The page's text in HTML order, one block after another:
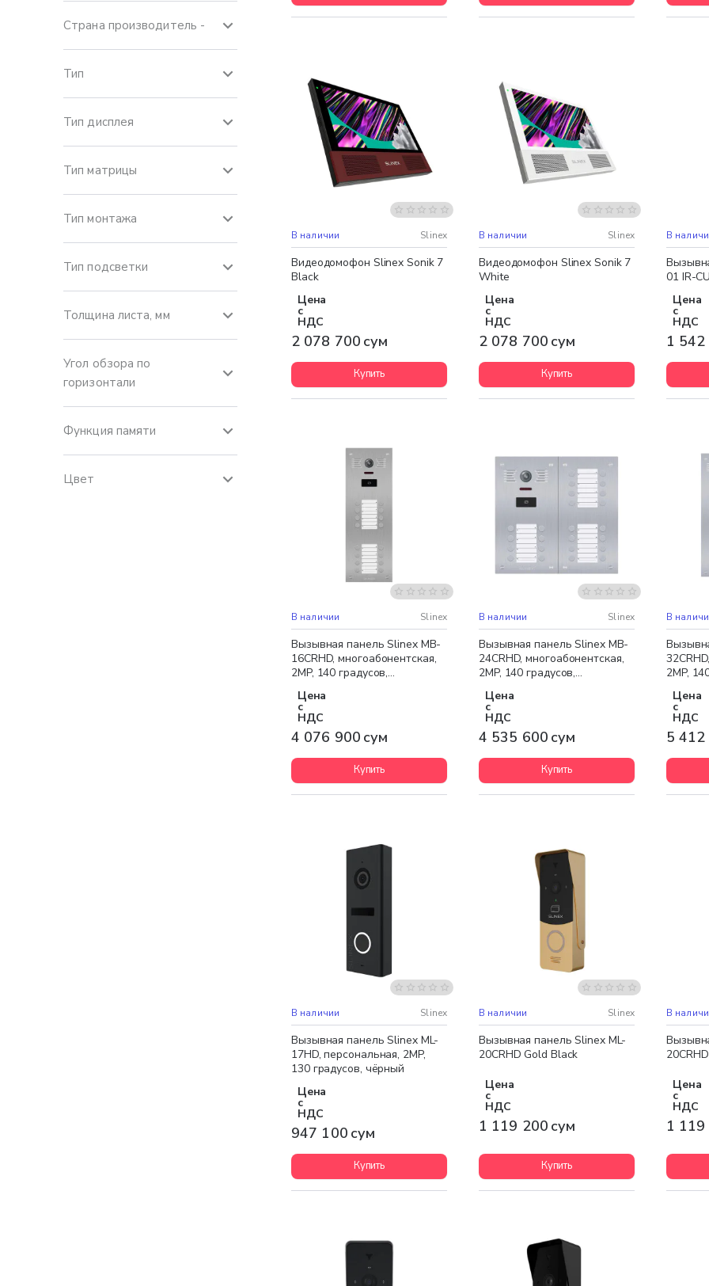
Страна производитель -
Тип
Тип дисплея
Тип матрицы
Тип монтажа
Тип подсветки
Толщина листа, мм
Угол обзора по
горизонтали
Функция памяти
Цвет
Бесплатная доставка
В наличии Slinex
Видеодомофон Slinex Sonik 7
Black
Цена
с
НДС
2 078 700 сум
Купить
Бесплатная доставка
В наличии Slinex
Видеодомофон Slinex Sonik 7
White
Цена
с
НДС
2 078 700 сум
Купить
В
01 IR-
Цена
с
НДС
1 542
Бесплатная доставка
В наличии Slinex
Вызывная панель Slinex MB-
16CRHD, многоабонентская,
2MP, 140 градусов,
Цена
с
НДС
4 076 900 сум
Купить
Бесплатная доставка
В наличии Slinex
Вызывная панель Slinex MB-
24CRHD, многоабонентская,
2MP, 140 градусов,
Цена
с
НДС
4 535 600 сум
Купить
В
2MP,
Цена
с
НДС
5 412
В наличии Slinex
Вызывная панель Slinex ML-
17HD, персональная, 2MP,
130 градусов, чёрный
Цена
с
НДС
947 100 сум
Купить
Бесплатная доставка
В наличии Slinex
Вызывная панель Slinex ML-
20CRHD Gold Black
Цена
с
НДС
1 119 200 сум
Купить
В
Цена
с
НДС
1 119